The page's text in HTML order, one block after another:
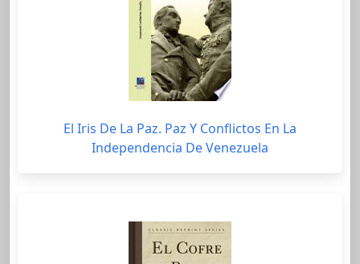
El Iris De La Paz. Paz Y Conflictos En La
Independencia De Venezuela